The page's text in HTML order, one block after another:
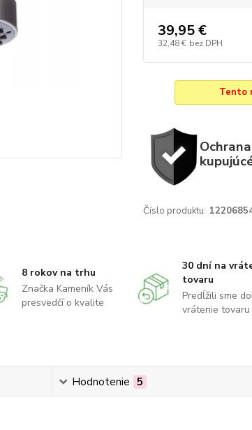
39,95 €
32,48 € bez DPH
Tento
Ochrana
Číslo produktu:
8 rokov na trhu
Značka Kameník Vás
presvedčí o kvalite
30 dní na
tovaru
Predĺžili sme
vrátenie tovaru
Hodnotenie 5